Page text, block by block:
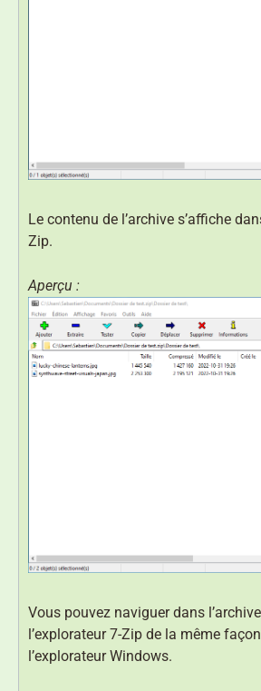
Le contenu de l’archive s’affiche
Zip.
Aperçu :
Vous pouvez naviguer dans
l’explorateur 7-Zip de la même
l’explorateur Windows.